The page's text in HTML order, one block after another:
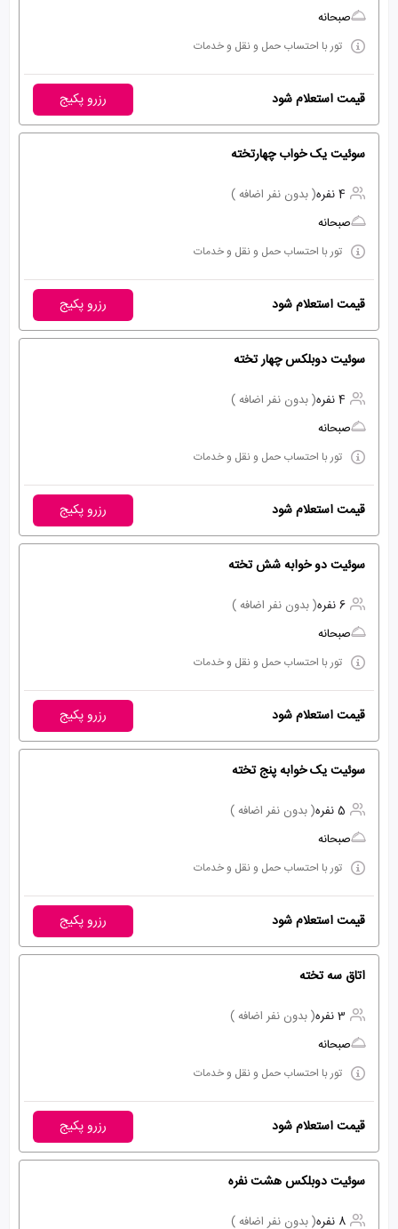
صبحانه
تور با احتساب حمل و نقل و خدمات
قیمت استعلام شود رزرو پکیج
سوئیت یک خواب چهارتخته
4 نفره
( بدون نفر اضافه )
صبحانه
تور با احتساب حمل و نقل و خدمات
قیمت استعلام شود رزرو پکیج
سوئیت دوبلکس چهار تخته
4 نفره
( بدون نفر اضافه )
صبحانه
تور با احتساب حمل و نقل و خدمات
قیمت استعلام شود رزرو پکیج
سوئیت دو خوابه شش تخته
6 نفره
( بدون نفر اضافه )
صبحانه
تور با احتساب حمل و نقل و خدمات
قیمت استعلام شود رزرو پکیج
سوئیت یک خوابه پنج تخته
5 نفره
( بدون نفر اضافه )
صبحانه
تور با احتساب حمل و نقل و خدمات
قیمت استعلام شود رزرو پکیج
اتاق سه تخته
3 نفره
( بدون نفر اضافه )
صبحانه
تور با احتساب حمل و نقل و خدمات
قیمت استعلام شود رزرو پکیج
سوئیت دوبلکس هشت نفره
8 نفره ( بدون نفر اضافه )